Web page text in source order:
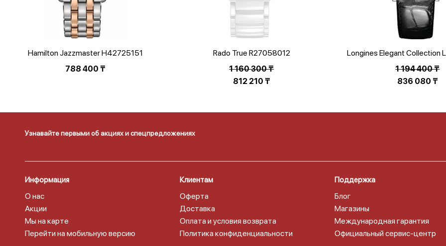
Hamilton Jazzmaster H42725151
788 400 ₸
Rado True R27058012
1 160 300₸
160
812 210 ₸
210 ₸.
Longines Elegant Collection
1 194 400₸
836 080 ₸
Узнавайте первыми об акциях и спецпредложениях
Информация
О нас
Акции
Мы на карте
Перейти на мобильную версию
Клиентам
Оферта
Доставка
Оплата и условия возврата
Политика конфиденциальности
Поддержка
Блог
Магазины
Международная гарантия
Официальный сервис-центр